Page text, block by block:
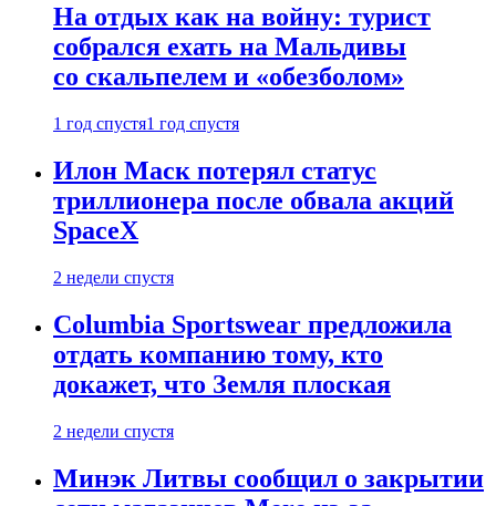
На отдых как на войну: турист
собрался ехать на Мальдивы
со скальпелем и «обезболом»
1 год спустя1 год спустя
Илон Маск потерял статус
триллионера после обвала акций
SpaceX
2 недели спустя
Columbia Sportswear предложила
отдать компанию тому, кто
докажет, что Земля плоская
2 недели спустя
Минэк Литвы сообщил о закрытии